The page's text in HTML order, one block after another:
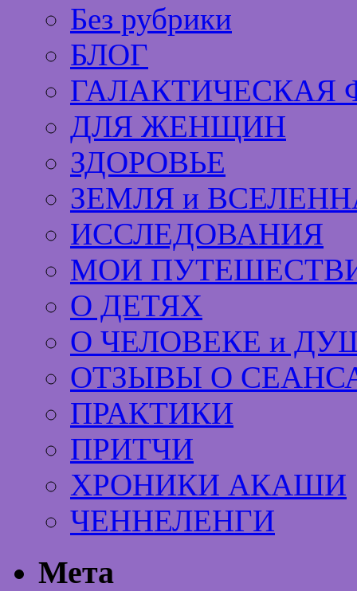
Без рубрики
БЛОГ
ГАЛАКТИЧЕСКАЯ
ДЛЯ ЖЕНЩИН
ЗДОРОВЬЕ
ЗЕМЛЯ и
ИССЛЕДОВАНИЯ
МОИ
О ДЕТЯХ
О ЧЕЛОВЕКЕ и
ОТЗЫВЫ О
ПРАКТИКИ
ПРИТЧИ
ХРОНИКИ АКАШИ
ЧЕННЕЛЕНГИ
Мета